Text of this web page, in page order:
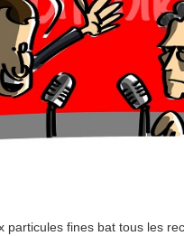
particules fines bat tous les